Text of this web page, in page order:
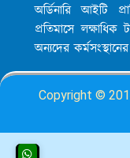
অর্ডিনারি আইটি
প্রতিমাসে
অন্যদের
Copyright ©